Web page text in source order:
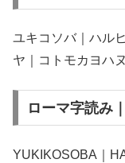
ユキコソバ｜ハル
ヤ｜コトモカヨハヌ
ローマ字読み
YUKIKOSOBA｜